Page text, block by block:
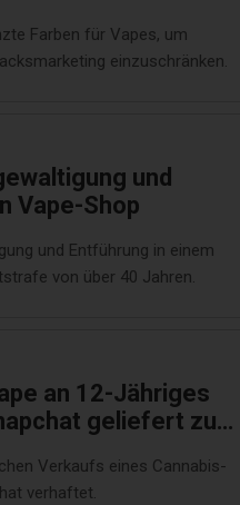
Farben für Vapes, um
einzuschränken.
und
Vape-Shop
und Entführung in einem
von über 40 Jahren.
an 12-Jähriges
geliefert zu
Verkaufs eines Cannabis-
verhaftet.